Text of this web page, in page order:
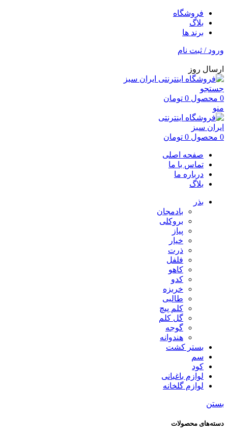
فروشگاه
بلاگ
برند ها
ورود / ثبت نام
ارسال روز
جستجو
0 محصول 0 تومان
منو
0 محصول 0 تومان
صفحه اصلی
تماس با ما
درباره ما
بلاگ
بذر
بادمجان
بروکلی
پیاز
خیار
ذرت
فلفل
کاهو
کدو
خربزه
طالبی
کلم پیچ
گل کلم
گوجه
هندوانه
بستر کشت
سم
کود
لوازم باغبانی
لوازم گلخانه
بستن
دسته‌های محصولات